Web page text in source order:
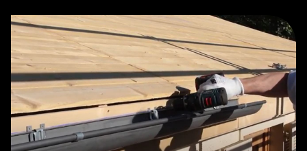
Evacuations Eaux Pluviales - 4/9 - Pose gouttière avec